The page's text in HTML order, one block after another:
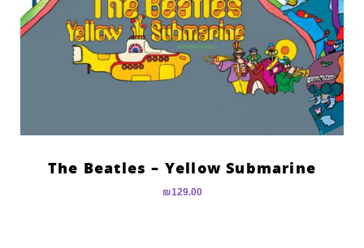
The Beatles – Yellow Submarine
₪129.00